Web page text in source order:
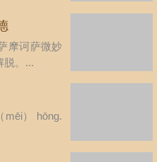
摩诃萨微妙
脱。...
mēi） hōng.